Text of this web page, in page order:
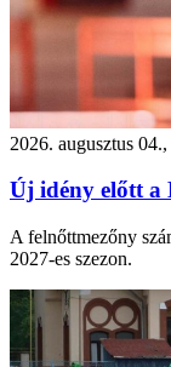
2026. augusztus
Új idény előtt a
A felnőttmezőny
2027-es szezon.